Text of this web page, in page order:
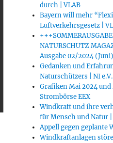
durch | VLAB
Bayern will mehr
Luftverkehrsgesetz |
NATURSCHUTZ
Ausgabe 02/2024 (Juni)
Gedanken und
Naturschützers | NI e.V.
Grafiken Mai 2024 und
Strombörse EEX
Windkraft und ihre
für Mensch und Natur
Appell gegen geplante
Windkraftanlagen